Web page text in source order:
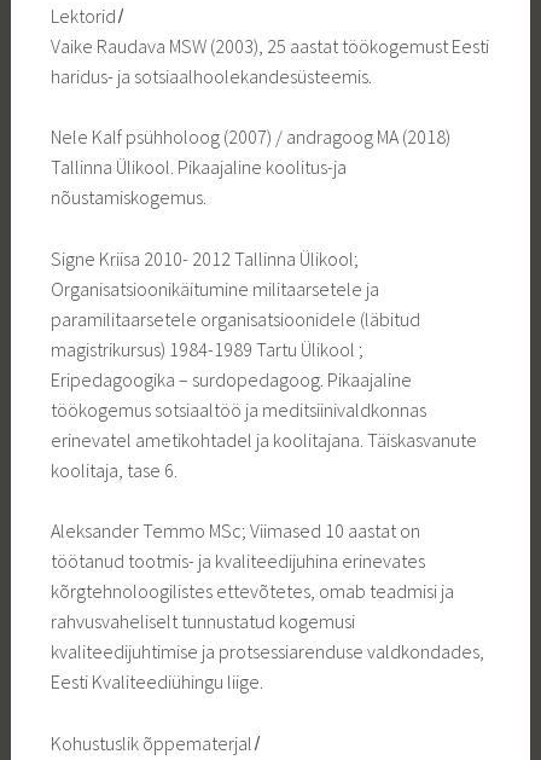
Lektorid ̸
Vaike Raudava MSW (2003), 25 aastat töökogemust Eesti
haridus- ja sotsiaalhoolekandesüsteemis.
Nele Kalf psühholoog (2007) / andragoog MA (2018)
Tallinna Ülikool. Pikaajaline koolitus-ja
nõustamiskogemus.
Signe Kriisa 2010- 2012 Tallinna Ülikool;
Organisatsioonikäitumine militaarsetele ja
paramilitaarsetele organisatsioonidele (läbitud
magistrikursus) 1984-1989 Tartu Ülikool ;
Eripedagoogika – surdopedagoog. Pikaajaline
töökogemus sotsiaaltöö ja meditsiinivaldkonnas
erinevatel ametikohtadel ja koolitajana. Täiskasvanute
koolitaja, tase 6.
Aleksander Temmo MSc; Viimased 10 aastat on
töötanud tootmis- ja kvaliteedijuhina erinevates
kõrgtehnoloogilistes ettevõtetes, omab teadmisi ja
rahvusvaheliselt tunnustatud kogemusi
kvaliteedijuhtimise ja protsessiarenduse valdkondades,
Eesti Kvaliteediühingu liige.
Kohustuslik õppematerjal ̸